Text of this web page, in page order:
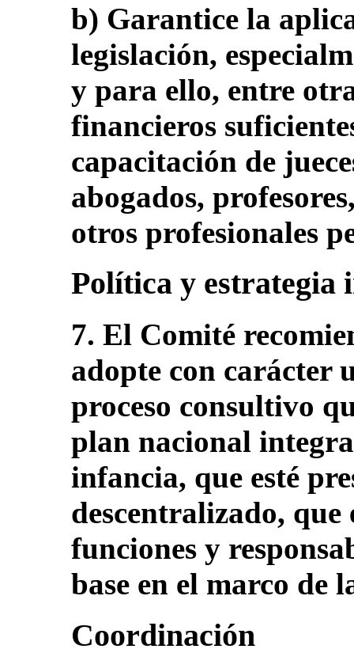
b) Garantice la
legislación,
y para ello, entre
financieros
capacitación de
abogados,
otros profesionales
Política y estrategia
7. El Comité
adopte con carácter
proceso consultivo
plan nacional
infancia, que esté
descentralizado, que
funciones y
base en el marco de
Coordinación